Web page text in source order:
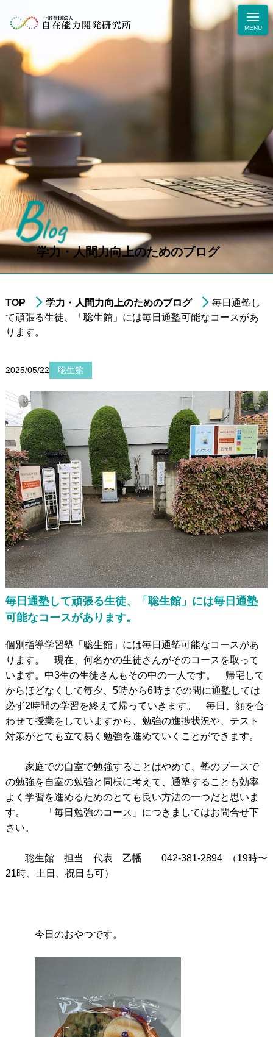
Blog
学力・人間力向上のためのブログ
ニュース
学力・人間力向上のためのブログ
生徒・保護者の声
お問合せ・お申込み
進学実績
非受験の小学生への
小学3年生以上の中学受験指導
中学1～2年生の 学習指導
中学3年生の 高校受験指導
高校生の学習指導&大学受験対策
小～高校生への 在宅型個別学習指導
大学生&社会人のための学習指導
発達障がいのある未就学児の療育
発達障がいのある小中高生への学習支援
発達障がい児＆不登校生のフリースクール
郊外学習（宿泊含む）、 生活&学習支援
発達障がい&不登校に関するカウンセリング
バーチャル学び キャンパス
聡生館放課後学びキッズルーム
ヒューマンアカデミーFCロボット教室
テックエレメンタリーFCプログラミング教室
小中学生対象オンライン英会話教室
TOP 学力・人間力向上のためのブログ
毎日通塾し
て頑張る生徒、「聡生館」には毎日通塾可能なコースがあ
ります。
2025/05/22 聡生館
毎日通塾して頑張る生徒、「聡生館」には毎日通塾
可能なコースがあります。
個別指導学習塾「聡生館」には毎日通塾可能なコースがあ
ります。 現在、何名かの生徒さんがそのコースを取って
います。中3生の生徒さんもその中の一人です。 帰宅して
からほどなくして毎夕、5時から6時までの間に通塾しては
必ず2時間の学習を終えて帰っていきます。 毎日、顔を合
わせて授業をしていますから、勉強の進捗状況や、テスト
対策がとても立て易く勉強を進めていくことができます。
家庭での自室で勉強することはやめて、塾のブースで
の勉強を自室の勉強と同様に考えて、通塾することも効率
よく学習を進めるためのとても良い方法の一つだと思いま
す。 「毎日勉強のコース」につきましてはお問合せ下
さい。
聡生館 担当 代表 乙幡 042-381-2894 （19時〜
21時、土日、祝日も可）
今日のおやつです。